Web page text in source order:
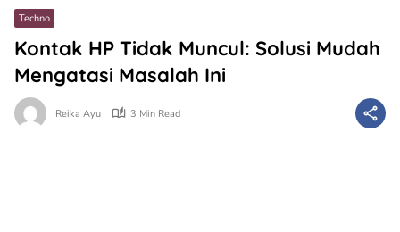
Techno
Kontak HP Tidak Muncul: Solusi Mudah
Mengatasi Masalah Ini
Reika Ayu 3 Min Read